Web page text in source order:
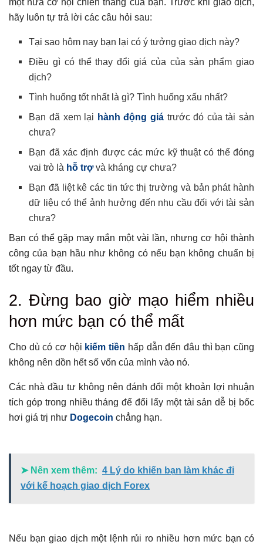
Có thể bạn chưa biết
một nửa cơ hội chiến thắng của bạn. Trước khi giao dịch,
hãy luôn tự trả lời các câu hỏi sau:
Tại sao hôm nay bạn lại có ý tưởng giao dịch này?
Điều gì có thể thay đổi giá của của sản phẩm giao
dịch?
Tình huống tốt nhất là gì? Tình huống xấu nhất?
Bạn đã xem lại hành động giátrước đó của tài sản
chưa?
Bạn đã xác định được các mức kỹ thuật có thể đóng
vai trò là hỗ trợvà kháng cự chưa?
Bạn đã liệt kê các tin tức thị trường và bản phát hành
dữ liệu có thể ảnh hưởng đến nhu cầu đối với tài sản
chưa?
Bạn có thể gặp may mắn một vài lần, nhưng cơ hội thành
công của bạn hầu như không có nếu bạn không chuẩn bị
tốt ngay từ đầu.
2. Đừng bao giờ mạo hiểm nhiều
hơn mức bạn có thể mất
Cho dù có cơ hội kiếm tiền hấp dẫn đến đâu thì bạn cũng
không nên dồn hết số vốn của mình vào nó.
Các nhà đầu tư không nên đánh đổi một khoản lợi nhuận
tích góp trong nhiều tháng để đổi lấy một tài sản dễ bị bốc
hơi giá trị như Dogecoin chẳng hạn.
➤ Nên xem thêm: 4 Lý do khiến bạn làm khác đi
với kế hoạch giao dịch Forex
Nếu bạn giao dịch một lệnh rủi ro nhiều hơn mức bạn có